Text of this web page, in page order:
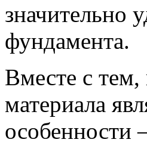
значительно
фундамента.
Вместе с
материала
особенности